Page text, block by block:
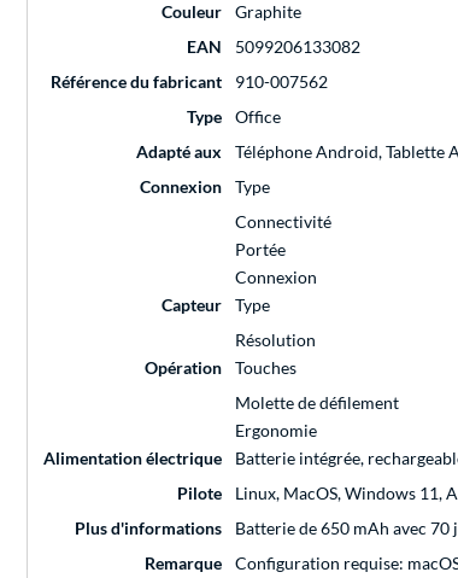
Couleur
Graphite
EAN
5099206133082
Référence du fabricant
910-007562
Type
Office
Adapté aux
Téléphone Android, Tablette
Connexion
Type
Connectivité
Portée
Connexion
Capteur
Type
Résolution
Opération
Touches
Molette de défilement
Ergonomie
Alimentation électrique
Batterie intégrée,
Pilote
Linux, MacOS, Windows 11,
Plus d'informations
Batterie de 650 mAh avec 70
Remarque
Configuration requise: